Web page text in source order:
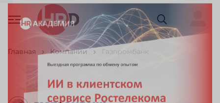
Главная Компании Газпромбанк